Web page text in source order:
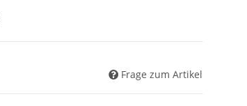
Frage zum Artikel